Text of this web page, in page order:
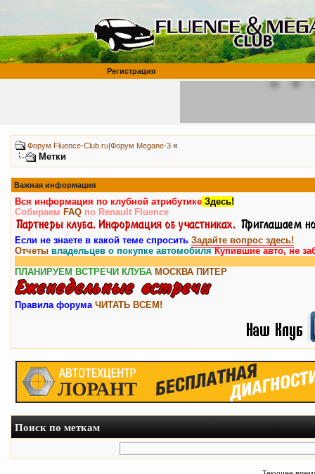
Регистрация
Форум Fluence-Club.ru|Форум Megane-3 «
Метки
Важная информация
Вся информация по клубной атрибутике Здесь!
Собираем FAQ по Renault Fluence
Если не знаете в какой теме спросить Задайте вопрос здесь!
Отчеты владельцев о покупке автомобиляКупившие авто, не
ПЛАНИРУЕМ ВСТРЕЧИ КЛУБА МОСКВА ПИТЕР
Правила форума ЧИТАТЬ ВСЕМ!
Поиск по меткам